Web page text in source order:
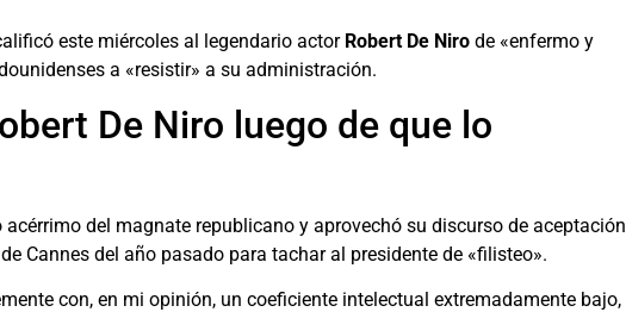
este miércoles al legendario actor Robert De Niro de «enfermo y
a «resistir» a su administración.
De Niro luego de que lo
acérrimo del magnate republicano y aprovechó su discurso de aceptación
Cannes del año pasado para tachar al presidente de «filisteo».
con, en mi opinión, un coeficiente intelectual extremadamente bajo,